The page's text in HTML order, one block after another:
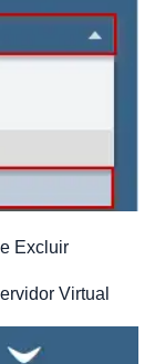
Excluir
Virtual